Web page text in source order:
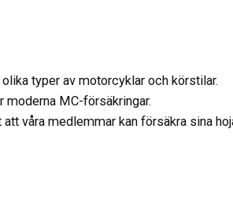
typer av motorcyklar och körstilar.
MC-försäkringar.
våra medlemmar kan försäkra sina